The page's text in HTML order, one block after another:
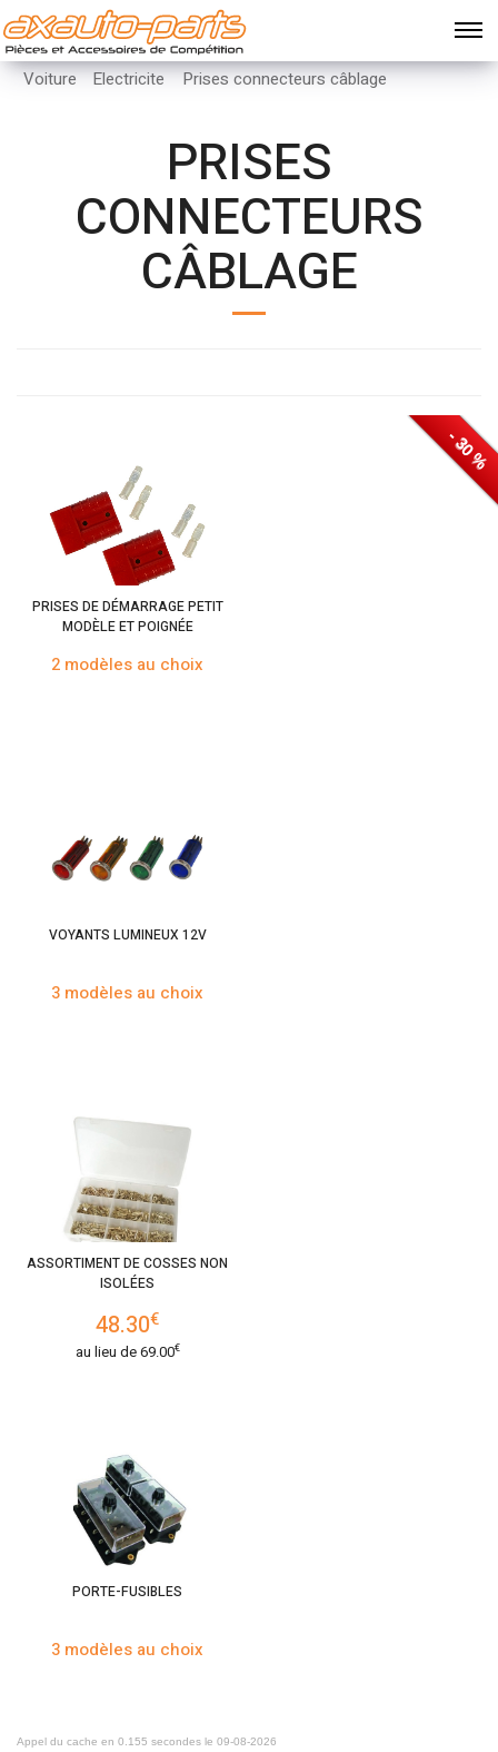
Voiture Electricite Prises connecteurs câblage
PRISES
CONNECTEURS
CÂBLAGE
- 10 %
PRISES DE DÉMARRAGE PETIT
MODÈLE ET POIGNÉE
2 modèles au choix
- 25 %
VOYANTS LUMINEUX 12V
3 modèles au choix
- 30 %
ASSORTIMENT DE COSSES NON
ISOLÉES
48.30€
au lieu de69.00€
- 30 %
PORTE-FUSIBLES
3 modèles au choix
Appel du cache en 0.155 secondes le 09-08-2026